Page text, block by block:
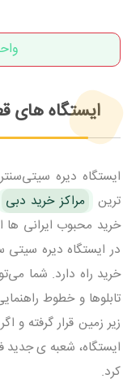
ایستگاه های
ترین
مراکز خرید دبی
خرید محبوب ایرانی
در ایستگاه دیره سیتی
خرید راه دارد. شما
تابلوها و خطوط
زیر زمین قرار گرفته و
کرد.